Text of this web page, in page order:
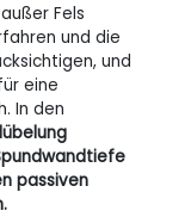
Fels
und die
und
eine
In den
passiven